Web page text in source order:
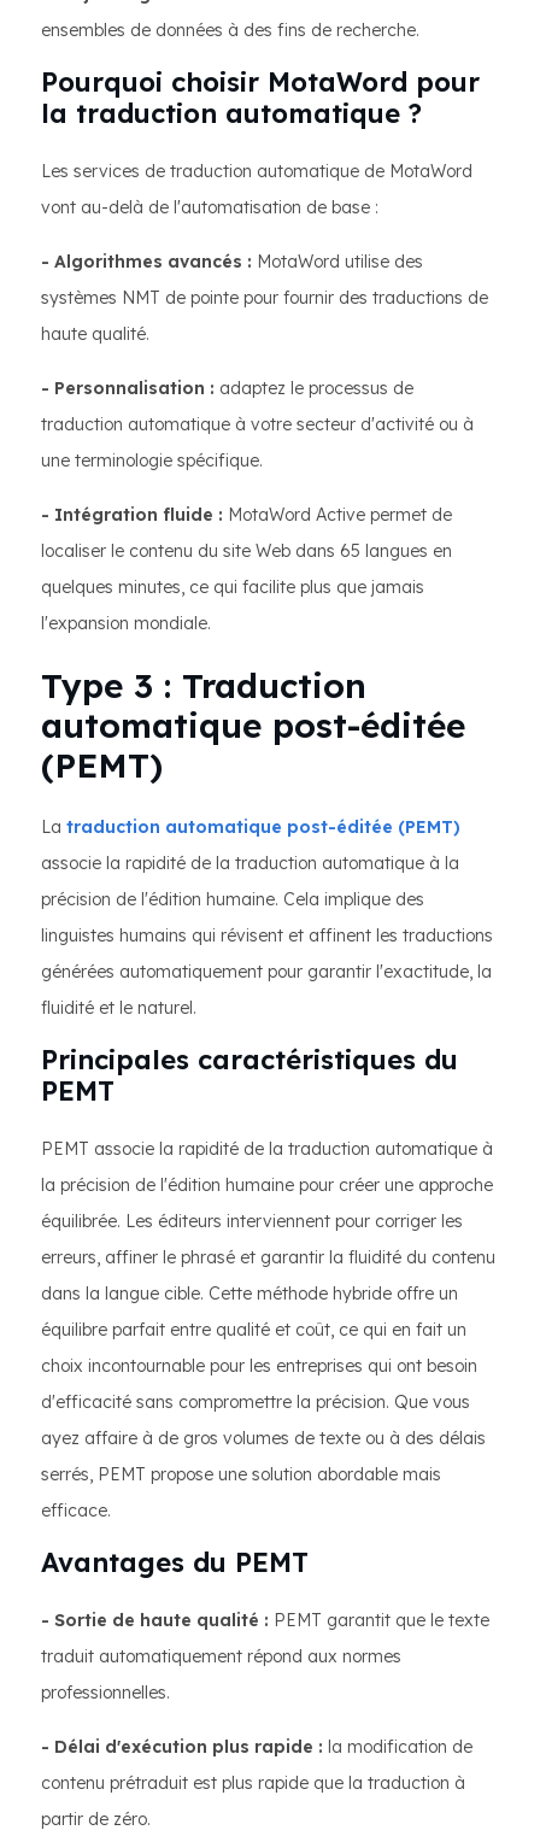
ensembles de données à des fins de recherche.
Pourquoi choisir MotaWord pour
la traduction automatique ?
Les services de traduction automatique de MotaWord
vont au-delà de l'automatisation de base :
- Algorithmes avancés : MotaWord utilise des
systèmes NMT de pointe pour fournir des traductions de
haute qualité.
- Personnalisation : adaptez le processus de
traduction automatique à votre secteur d'activité ou à
une terminologie spécifique.
- Intégration fluide : MotaWord Active permet de
localiser le contenu du site Web dans 65 langues en
quelques minutes, ce qui facilite plus que jamais
l'expansion mondiale.
Type 3 : Traduction
automatique post-éditée
(PEMT)
La traduction automatique post-éditée (PEMT)
associe la rapidité de la traduction automatique à la
précision de l'édition humaine. Cela implique des
linguistes humains qui révisent et affinent les traductions
générées automatiquement pour garantir l'exactitude, la
fluidité et le naturel.
Principales caractéristiques du
PEMT
PEMT associe la rapidité de la traduction automatique à
la précision de l'édition humaine pour créer une approche
équilibrée. Les éditeurs interviennent pour corriger les
erreurs, affiner le phrasé et garantir la fluidité du contenu
dans la langue cible. Cette méthode hybride offre un
équilibre parfait entre qualité et coût, ce qui en fait un
choix incontournable pour les entreprises qui ont besoin
d'efficacité sans compromettre la précision. Que vous
ayez affaire à de gros volumes de texte ou à des délais
serrés, PEMT propose une solution abordable mais
efficace.
Avantages du PEMT
- Sortie de haute qualité : PEMT garantit que le texte
traduit automatiquement répond aux normes
professionnelles.
- Délai d'exécution plus rapide : la modification de
contenu prétraduit est plus rapide que la traduction à
partir de zéro.